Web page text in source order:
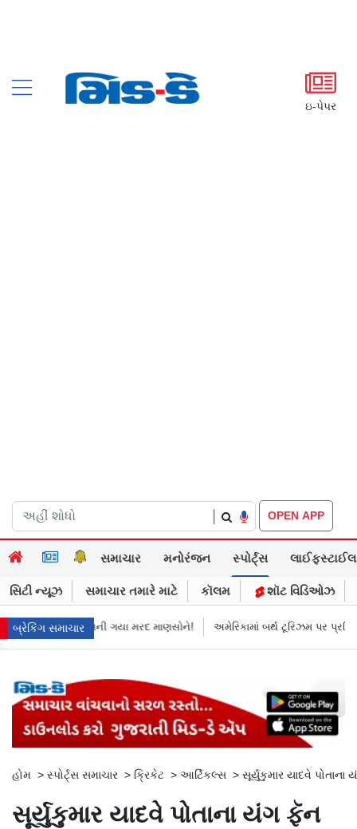
ઇ-પેપર
OPEN APP
સમાચાર મનોરંજન સ્પોર્ટ્સ લાઈફસ્ટાઈલ
સિટી ન્યૂઝ સમાચાર તમારે માટે કૉલમ શૉટ વિડિઓઝ
બ્રેકિંગ સમાચાર
ગયા મરદ માણસોને! અમેરિકામાં બર્થ ટૂરિઝમ પર પ્રતિબંધ મૂક્યો ડોનલ્ડ
હોમ > સ્પોર્ટ્સ સમાચાર > ક્રિકેટ > આર્ટિકલ્સ > સૂર્યુકુમાર યાદવે પોતાના
સૂર્યુકુમાર યાદવે પોતાના યંગ ફૅન